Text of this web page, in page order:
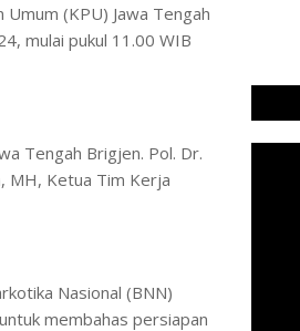
Umum (KPU) Jawa Tengah
mulai pukul 11.00 WIB
Tengah Brigjen. Pol. Dr.
MH, Ketua Tim Kerja
Nasional (BNN)
membahas persiapan